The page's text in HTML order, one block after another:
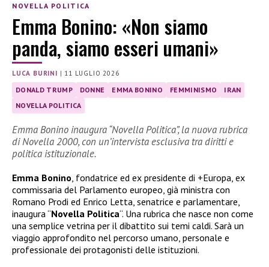
NOVELLA POLITICA
Emma Bonino: «Non siamo
panda, siamo esseri umani»
LUCA BURINI | 11 LUGLIO 2026
DONALD TRUMP DONNE EMMA BONINO FEMMINISMO
IRAN
NOVELLA POLITICA
Emma Bonino inaugura “Novella Politica”, la nuova rubrica
di Novella 2000, con un’intervista esclusiva tra diritti e
politica istituzionale.
Emma Bonino, fondatrice ed ex presidente di +Europa, ex
commissaria del Parlamento europeo, già ministra con
Romano Prodi ed Enrico Letta, senatrice e parlamentare,
inaugura “Novella Politica“. Una rubrica che nasce non come
una semplice vetrina per il dibattito sui temi caldi. Sarà un
viaggio approfondito nel percorso umano, personale e
professionale dei protagonisti delle istituzioni.